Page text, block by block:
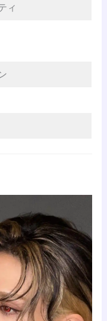
ィ